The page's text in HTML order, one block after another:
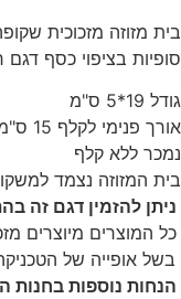
בית מזוזה מזכוכית
סופיות בציפוי כסף דגם
גודל 19*5 ס"מ
אורך פנימי לקלף 15 ס"מ
נמכר ללא קלף
בית המזוזה נצמד
ניתן להזמין דגם זה
כל המוצרים מיוצרים
בשל אופייה של
הנחות נוספות בחנות